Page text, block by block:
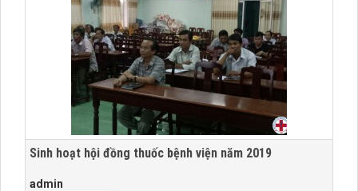
Sinh hoạt hội đồng thuốc bệnh viện năm 2019
admin